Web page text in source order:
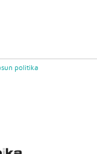
politika